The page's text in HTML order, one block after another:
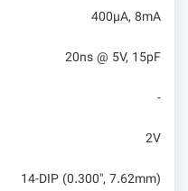
400µA, 8mA
20ns @ 5V, 15pF
-
2V
14-DIP (0.300", 7.62mm)